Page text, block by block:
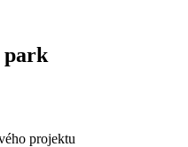
park
projektu